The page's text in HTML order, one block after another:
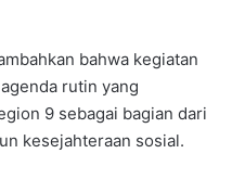
bahwa kegiatan
rutin yang
9 sebagai bagian dari
kesejahteraan sosial.